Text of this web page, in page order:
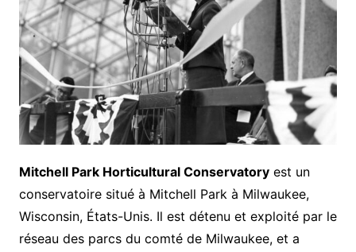
Mitchell Park Horticultural Conservatoryest un
conservatoire situé à Mitchell Park à Milwaukee,
Wisconsin, États-Unis. Il est détenu et exploité par le
réseau des parcs du comté de Milwaukee, et a